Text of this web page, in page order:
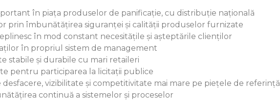
în piața produselor de panificație, cu distribuție națională
prin îmbunătățirea siguranței și calității produselor furnizate
în mod constant necesitățile și așteptările clienților
în propriul sistem de management
stabile și durabile cu mari retaileri
pentru participarea la licitații publice
vizibilitate și competitivitate mai mare pe piețele de referință
continuă a sistemelor și proceselor